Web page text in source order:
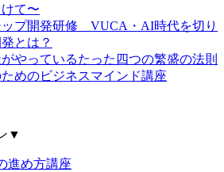
て〜
ップ開発研修 VUCA・AI時代を切り
とは？
やっているたった四つの繁盛の法則
めのビジネスマインド講座
▼
進め方講座